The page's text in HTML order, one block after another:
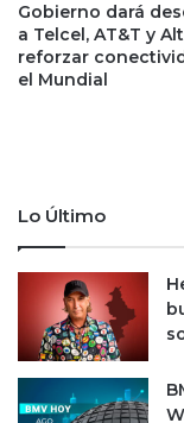
a
s
d
e
2
,
0
e
1
n
u
a
n
Gobierno dará
a Telcel, AT&T y
reforzar
el Mundial
Lo Último